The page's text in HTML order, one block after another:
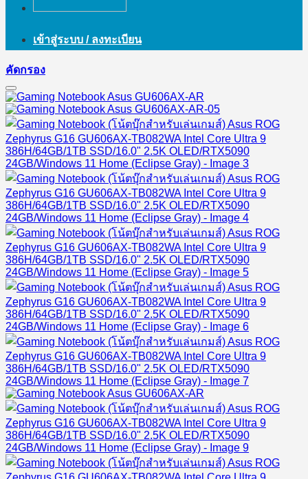
เข้าสู่ระบบ / ลงทะเบียน
คัดกรอง